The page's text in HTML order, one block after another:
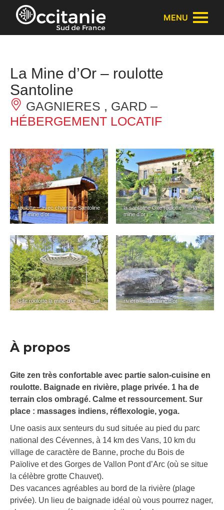
Panneau de gestion des cookies
MENU
La Mine d’Or – roulotte
Santoline
GAGNIERES , GARD –
HÉBERGEMENT LOCATIF
roulotte – avec chambre Santoline
– © mine d’or
la santoline Gite roulotte – © la
mine d’or
Gite roulotte la mine d’or – © n_juif rivière – © la mine d’or
À propos
Gite zen très confortable avec partie salon-cuisine en
roulotte. Baignade en rivière, plage privée. 1 ha de
terrain clos ombragé. Calme et ressourcement. Sur
place : massages indiens, réflexologie, yoga.
Une oasis aux senteurs du sud située au pied du parc
national des Cévennes, à 14 km des Vans, 10 km du
village de caractère de Banne, proche du Bois de
Païolive et des Gorges de Vallon Pont d’Arc (où se situe
la célèbre grotte Chauvet).
Des vacances agréables au bord de la rivière (plage
privée). Un lieu de baignade idéal où vous pourrez nager,